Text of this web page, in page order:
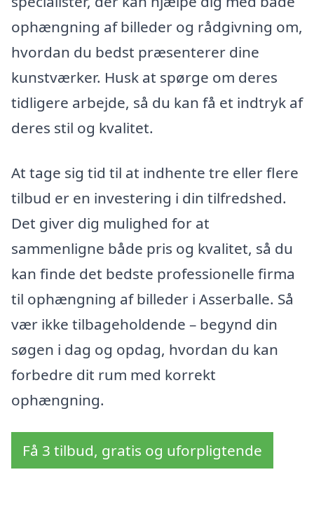
ophængning af billeder og rådgivning om,
hvordan du bedst præsenterer dine
kunstværker. Husk at spørge om deres
tidligere arbejde, så du kan få et indtryk af
deres stil og kvalitet.
At tage sig tid til at indhente tre eller flere
tilbud er en investering i din tilfredshed.
Det giver dig mulighed for at
sammenligne både pris og kvalitet, så du
kan finde det bedste professionelle firma
til ophængning af billeder i Asserballe. Så
vær ikke tilbageholdende – begynd din
søgen i dag og opdag, hvordan du kan
forbedre dit rum med korrekt
ophængning.
Få 3 tilbud, gratis og uforpligtende